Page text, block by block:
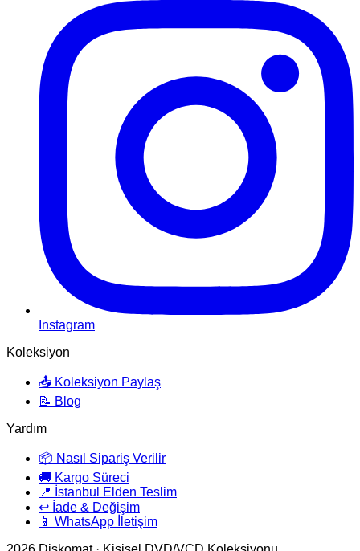
Instagram
Koleksiyon
📤 Koleksiyon Paylaş
📝 Blog
Yardım
📦 Nasıl Sipariş Verilir
🚚 Kargo Süreci
📍 İstanbul Elden Teslim
↩️ İade & Değişim
📱 WhatsApp İletişim